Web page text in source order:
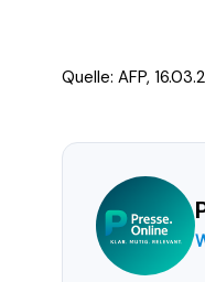
Quelle: AFP,